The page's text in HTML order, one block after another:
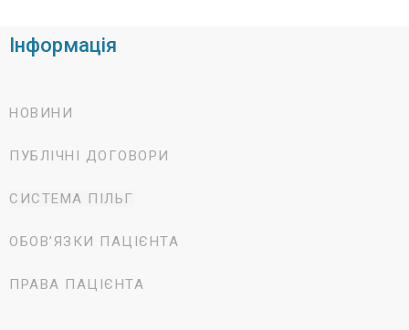
Інформація
НОВИНИ
ПУБЛІЧНІ ДОГОВОРИ
СИСТЕМА ПІЛЬГ
ОБОВ’ЯЗКИ ПАЦІЄНТА
ПРАВА ПАЦІЄНТА